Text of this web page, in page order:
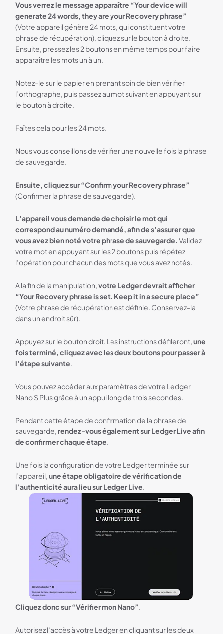
Vous verrez le message apparaître “Your device will
generate 24 words, they are your Recovery phrase”
(Votre appareil génère 24 mots, qui constituent votre
phrase de récupération), cliquez sur le bouton à droite.
Ensuite, pressez les 2 boutons en même temps pour faire
apparaître les mots un à un.
Notez-le sur le papier en prenant soin de bien vérifier
l’orthographe, puis passez au mot suivant en appuyant sur
le bouton à droite.
Faîtes cela pour les 24 mots.
Nous vous conseillons de vérifier une nouvelle fois la phrase
de sauvegarde.
Ensuite, cliquez sur “Confirm your Recovery phrase”
(Confirmer la phrase de sauvegarde).
L’appareil vous demande de choisir le mot qui
correspond au numéro demandé, afin de s’assurer que
vous avez bien noté votre phrase de sauvegarde.Validez
votre mot en appuyant sur les 2 boutons puis répétez
l’opération pour chacun des mots que vous avez notés.
A la fin de la manipulation,votre Ledger devrait afficher
“Your Recovery phrase is set. Keep it in a secure place”
(Votre phrase de récupération est définie. Conservez-la
dans un endroit sûr).
Appuyez sur le bouton droit. Les instructions défileront,une
fois terminé, cliquez avec les deux boutons pour passer à
l’étape suivante.
Vous pouvez accéder aux paramètres de votre Ledger
Nano S Plus grâce à un appui long de trois secondes.
Pendant cette étape de confirmation de la phrase de
sauvegarde, rendez-vous également sur Ledger Live afin
de confirmer chaque étape.
Une fois la configuration de votre Ledger terminée sur
l’appareil,une étape obligatoire de vérification de
l’authenticité aura lieu sur Ledger Live.
Cliquez donc sur “Vérifier mon Nano”.
Autorisez l’accès à votre Ledger en cliquant sur les deux